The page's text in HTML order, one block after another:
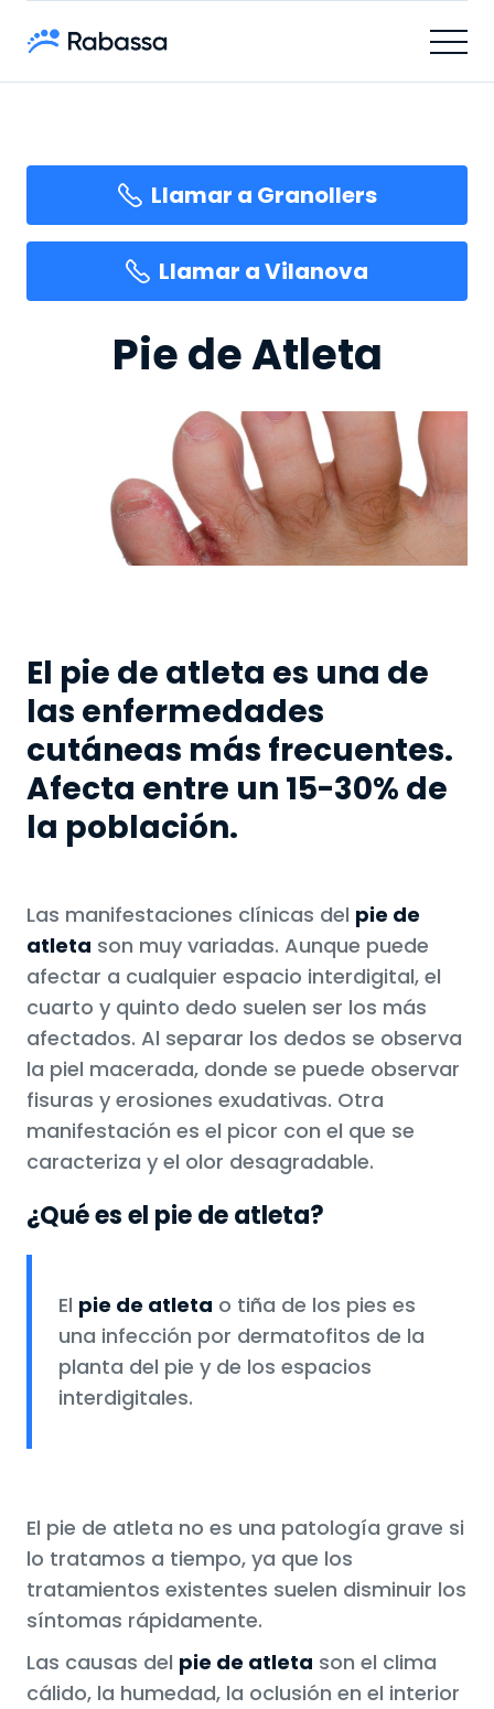
Llamar a Granollers
Llamar a Vilanova
Pie de Atleta
El pie de atleta es una de
las enfermedades
cutáneas más frecuentes.
Afecta entre un 15-30% de
la población.
Las manifestaciones clínicas del pie de
atleta son muy variadas. Aunque puede
afectar a cualquier espacio interdigital, el
cuarto y quinto dedo suelen ser los más
afectados. Al separar los dedos se observa
la piel macerada, donde se puede observar
fisuras y erosiones exudativas. Otra
manifestación es el picor con el que se
caracteriza y el olor desagradable.
¿Qué es el pie de atleta?
El pie de atleta o tiña de los pies es
una infección por dermatofitos de la
planta del pie y de los espacios
interdigitales.
El pie de atleta no es una patología grave si
lo tratamos a tiempo, ya que los
tratamientos existentes suelen disminuir los
síntomas rápidamente.
Las causas del pie de atleta son el clima
cálido, la humedad, la oclusión en el interior